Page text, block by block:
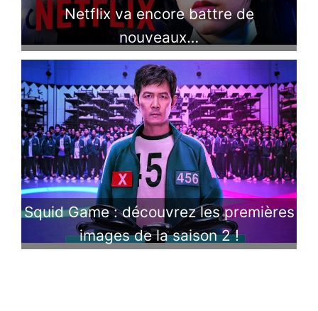
Netflix va encore battre de
nouveaux…
Squid Game : découvrez les premières
images de la saison 2 !